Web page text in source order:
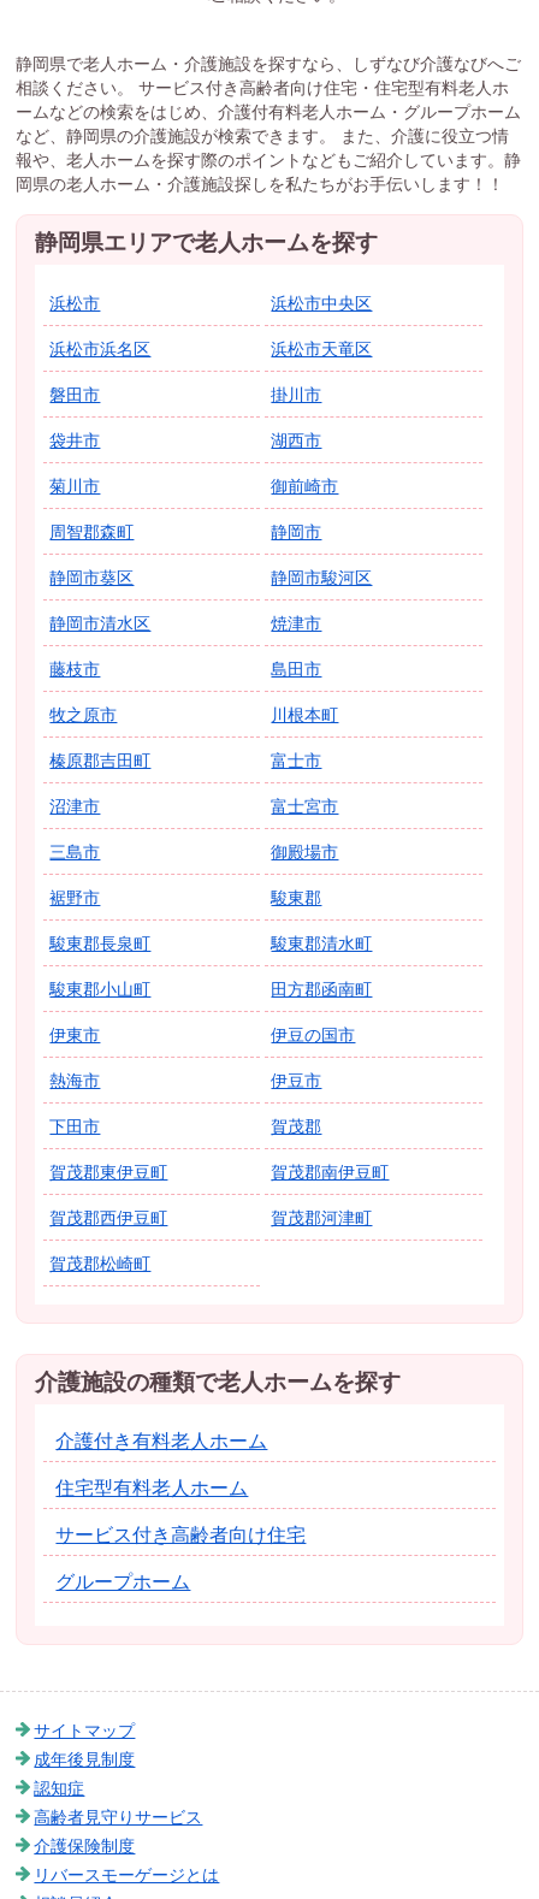
静岡県で老人ホーム・介護施設を探すなら、しずなび介護なびへご
相談ください。 サービス付き高齢者向け住宅・住宅型有料老人ホ
ームなどの検索をはじめ、介護付有料老人ホーム・グループホーム
など、静岡県の介護施設が検索できます。 また、介護に役立つ情
報や、老人ホームを探す際のポイントなどもご紹介しています。静
岡県の老人ホーム・介護施設探しを私たちがお手伝いします！！
静岡県エリアで老人ホームを探す
浜松市 浜松市中央区
浜松市浜名区 浜松市天竜区
磐田市 掛川市
袋井市 湖西市
菊川市 御前崎市
周智郡森町 静岡市
静岡市葵区 静岡市駿河区
静岡市清水区 焼津市
藤枝市 島田市
牧之原市 川根本町
榛原郡吉田町 富士市
沼津市 富士宮市
三島市 御殿場市
裾野市 駿東郡
駿東郡長泉町 駿東郡清水町
駿東郡小山町 田方郡函南町
伊東市 伊豆の国市
熱海市 伊豆市
下田市 賀茂郡
賀茂郡東伊豆町 賀茂郡南伊豆町
賀茂郡西伊豆町 賀茂郡河津町
賀茂郡松崎町
介護施設の種類で老人ホームを探す
介護付き有料老人ホーム
住宅型有料老人ホーム
サービス付き高齢者向け住宅
グループホーム
サイトマップ
成年後見制度
認知症
高齢者見守りサービス
介護保険制度
リバースモーゲージとは